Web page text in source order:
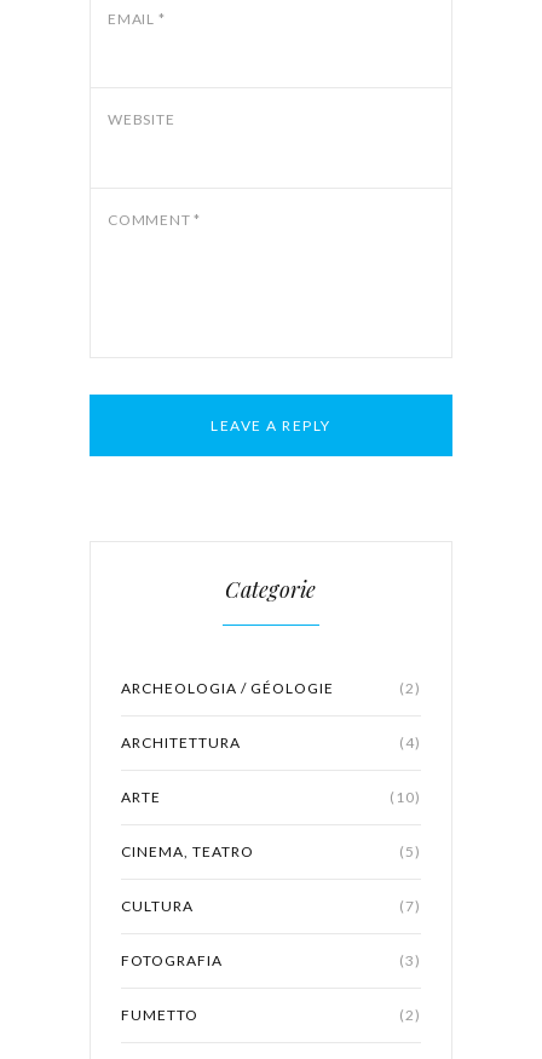
EMAIL *
WEBSITE
COMMENT *
Categorie
ARCHEOLOGIA / GÉOLOGIE (2)
ARCHITETTURA (4)
ARTE (10)
CINEMA, TEATRO (5)
CULTURA (7)
FOTOGRAFIA (3)
FUMETTO (2)